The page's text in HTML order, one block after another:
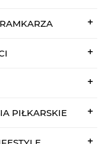
PIŁKARSKIE